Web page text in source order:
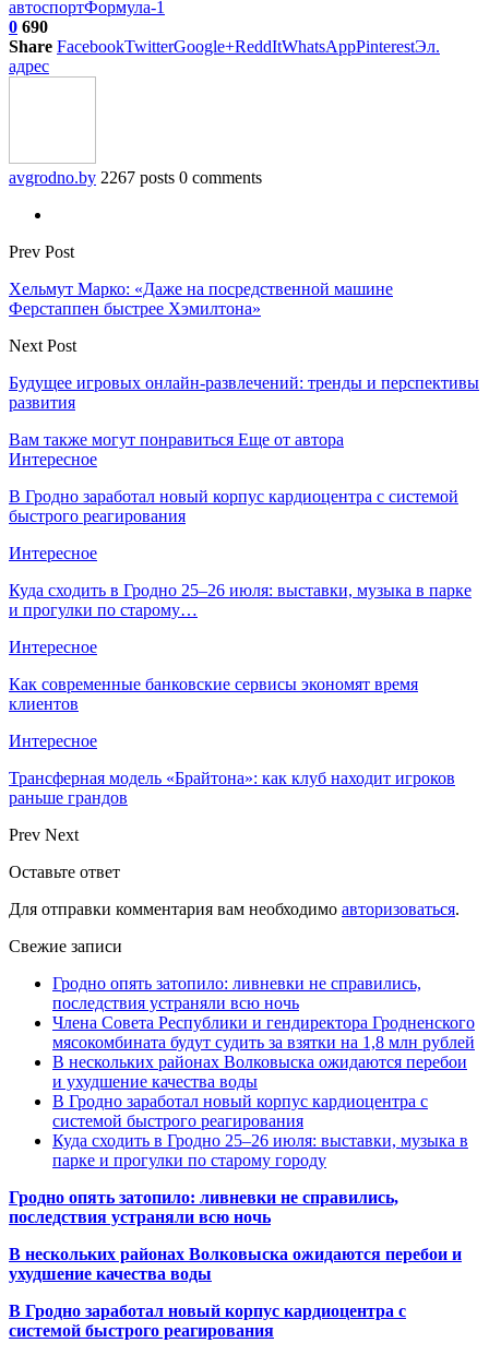
автоспортФормула-1
0 690
Share FacebookTwitterGoogle+ReddItWhatsAppPinterestЭл.
адрес
avgrodno.by 2267 posts 0 comments
Prev Post
Хельмут Марко: «Даже на посредственной машине
Ферстаппен быстрее Хэмилтона»
Next Post
Будущее игровых онлайн-развлечений: тренды и перспективы
развития
Вам также могут понравиться Еще от автора
Интересное
В Гродно заработал новый корпус кардиоцентра с системой
быстрого реагирования
Интересное
Куда сходить в Гродно 25–26 июля: выставки, музыка в парке
и прогулки по старому…
Интересное
Как современные банковские сервисы экономят время
клиентов
Интересное
Трансферная модель «Брайтона»: как клуб находит игроков
раньше грандов
Prev Next
Оставьте ответ
Для отправки комментария вам необходимо авторизоваться.
Свежие записи
Гродно опять затопило: ливневки не справились,
последствия устраняли всю ночь
Члена Совета Республики и гендиректора Гродненского
мясокомбината будут судить за взятки на 1,8 млн рублей
В нескольких районах Волковыска ожидаются перебои
и ухудшение качества воды
В Гродно заработал новый корпус кардиоцентра с
системой быстрого реагирования
Куда сходить в Гродно 25–26 июля: выставки, музыка в
парке и прогулки по старому городу
Гродно опять затопило: ливневки не справились,
последствия устраняли всю ночь
В нескольких районах Волковыска ожидаются перебои и
ухудшение качества воды
В Гродно заработал новый корпус кардиоцентра с
системой быстрого реагирования